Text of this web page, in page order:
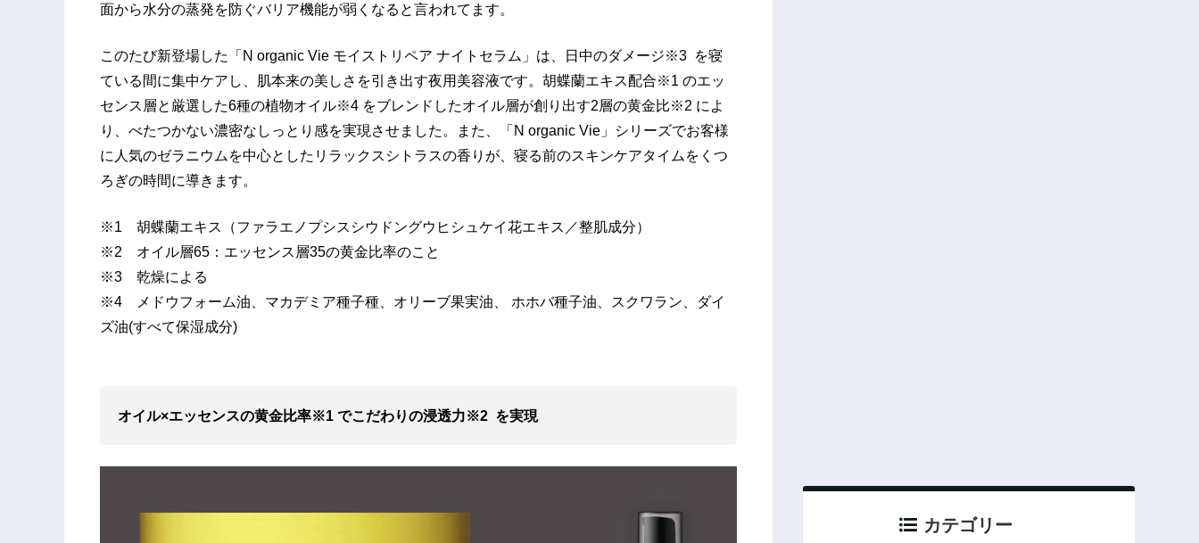
面から水分の蒸発を防ぐバリア機能が弱くなると言われてます。
このたび新登場した「N organic Vie モイストリペア ナイトセラム」は、日中のダメージ※3 を寝
ている間に集中ケアし、肌本来の美しさを引き出す夜用美容液です。胡蝶蘭エキス配合※1 のエッ
センス層と厳選した6種の植物オイル※4 をブレンドしたオイル層が創り出す2層の黄金比※2 によ
り、べたつかない濃密なしっとり感を実現させました。また、「N organic Vie」シリーズでお客様
に人気のゼラニウムを中心としたリラックスシトラスの香りが、寝る前のスキンケアタイムをくつ
ろぎの時間に導きます。
※1 胡蝶蘭エキス（ファラエノプシスシウドングウヒシュケイ花エキス／整肌成分）
※2 オイル層65：エッセンス層35の黄金比率のこと
※3 乾燥による
※4 メドウフォーム油、マカデミア種子種、オリーブ果実油、 ホホバ種子油、スクワラン、ダイ
ズ油(すべて保湿成分)
オイル×エッセンスの黄金比率※1 でこだわりの浸透力※2 を実現
カテゴリー